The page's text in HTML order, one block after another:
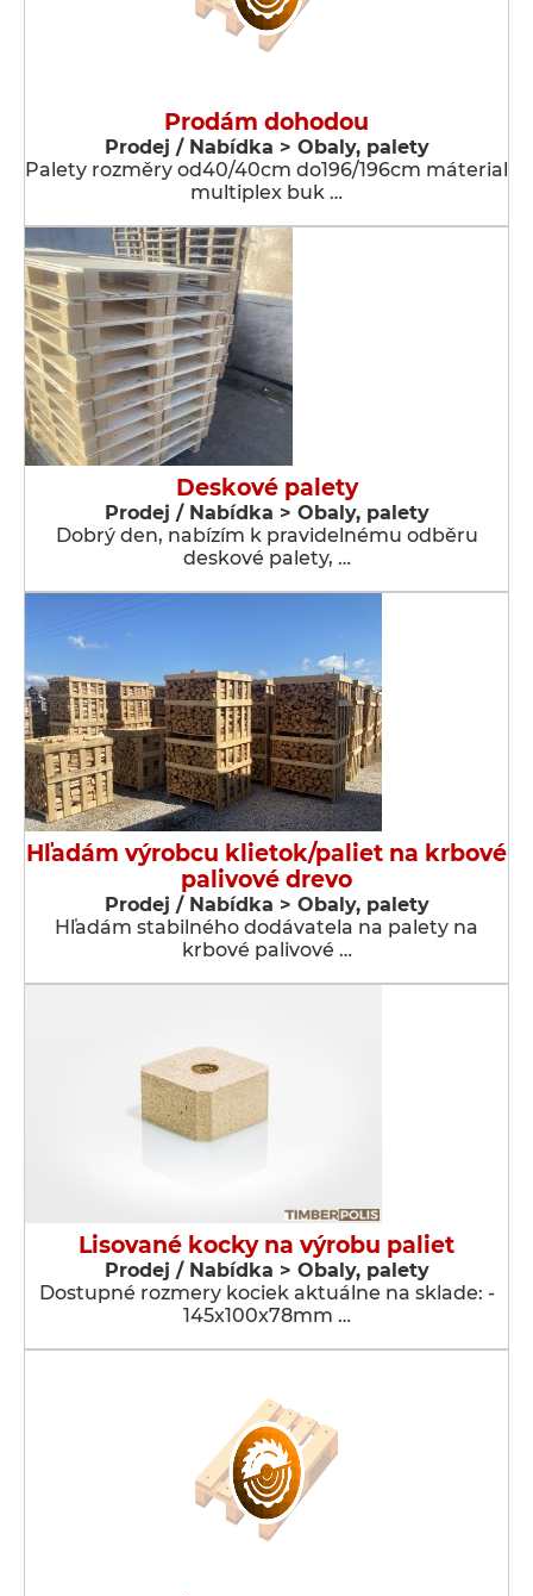
Prodám dohodou
Prodej / Nabídka > Obaly, palety
Palety rozměry od40/40cm do196/196cm máterial
multiplex buk …
Deskové palety
Prodej / Nabídka > Obaly, palety
Dobrý den, nabízím k pravidelnému odběru
deskové palety, …
Hľadám výrobcu klietok/paliet na krbové
palivové drevo
Prodej / Nabídka > Obaly, palety
Hľadám stabilného dodávatela na palety na
krbové palivové …
Lisované kocky na výrobu paliet
Prodej / Nabídka > Obaly, palety
Dostupné rozmery kociek aktuálne na sklade: -
145x100x78mm …